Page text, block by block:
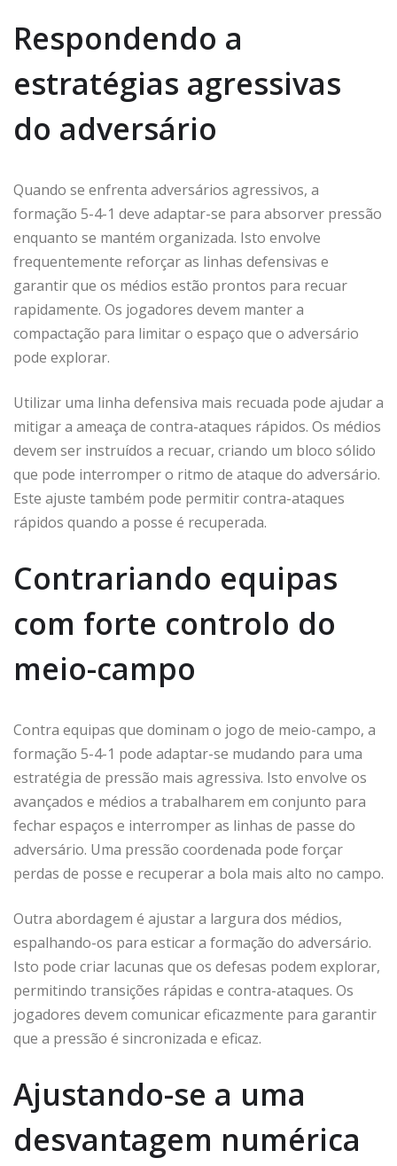
Respondendo a
estratégias agressivas
do adversário
Quando se enfrenta adversários agressivos, a
formação 5-4-1 deve adaptar-se para absorver pressão
enquanto se mantém organizada. Isto envolve
frequentemente reforçar as linhas defensivas e
garantir que os médios estão prontos para recuar
rapidamente. Os jogadores devem manter a
compactação para limitar o espaço que o adversário
pode explorar.
Utilizar uma linha defensiva mais recuada pode ajudar a
mitigar a ameaça de contra-ataques rápidos. Os médios
devem ser instruídos a recuar, criando um bloco sólido
que pode interromper o ritmo de ataque do adversário.
Este ajuste também pode permitir contra-ataques
rápidos quando a posse é recuperada.
Contrariando equipas
com forte controlo do
meio-campo
Contra equipas que dominam o jogo de meio-campo, a
formação 5-4-1 pode adaptar-se mudando para uma
estratégia de pressão mais agressiva. Isto envolve os
avançados e médios a trabalharem em conjunto para
fechar espaços e interromper as linhas de passe do
adversário. Uma pressão coordenada pode forçar
perdas de posse e recuperar a bola mais alto no campo.
Outra abordagem é ajustar a largura dos médios,
espalhando-os para esticar a formação do adversário.
Isto pode criar lacunas que os defesas podem explorar,
permitindo transições rápidas e contra-ataques. Os
jogadores devem comunicar eficazmente para garantir
que a pressão é sincronizada e eficaz.
Ajustando-se a uma
desvantagem numérica